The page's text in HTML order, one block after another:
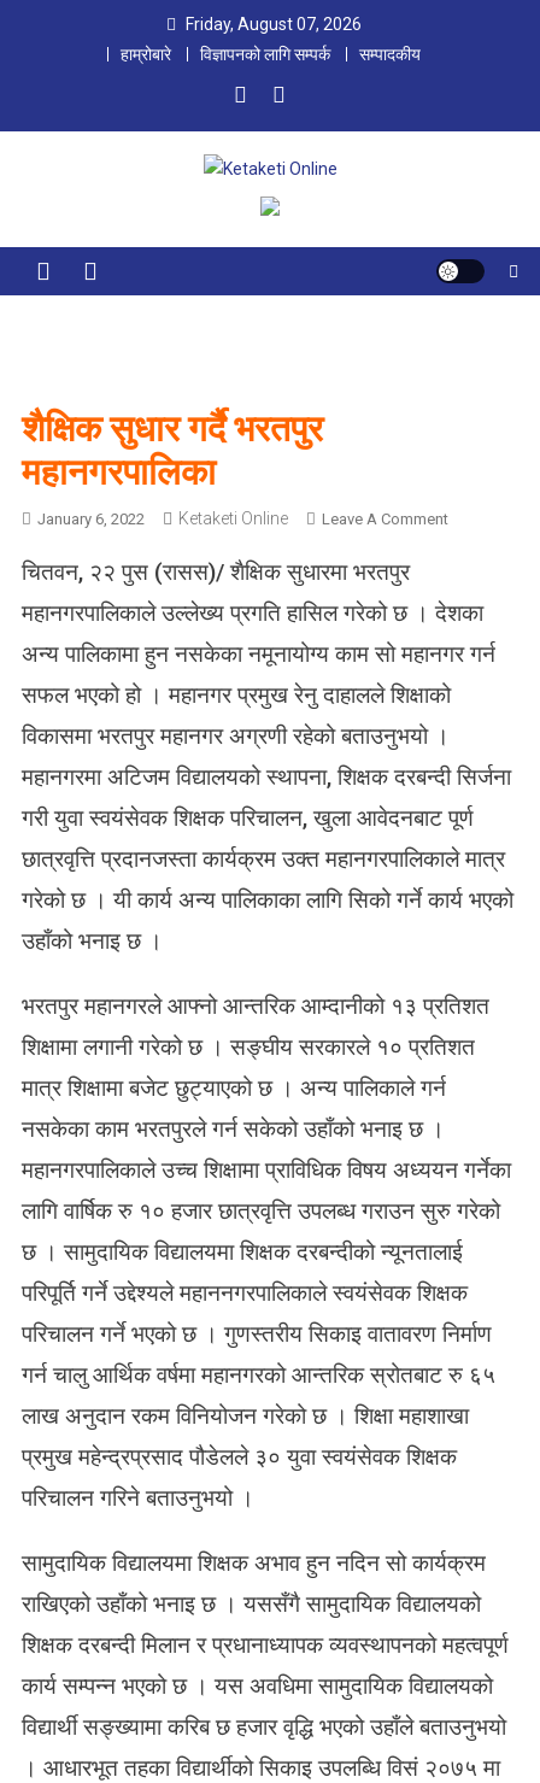
Friday, August 07, 2026
हाम्रोबारे
विज्ञापनको लागि सम्पर्क सम्पादकीय
Ketaketi Online
First Nepali Online Magazine For Children
शैक्षिक सुधार गर्दै भरतपुर
महानगरपालिका
January 6, 2022 Ketaketi Online Leave A CommentO
सु
धा
र्दै
र
त
र
ग
र
चितवन, २२ पुस (रासस)/ शैक्षिक सुधारमा भरतपुर
महानगरपालिकाले उल्लेख्य प्रगति हासिल गरेको छ । देशका
अन्य पालिकामा हुन नसकेका नमूनायोग्य काम सो महानगर गर्न
सफल भएको हो । महानगर प्रमुख रेनु दाहालले शिक्षाको
विकासमा भरतपुर महानगर अग्रणी रहेको बताउनुभयो ।
महानगरमा अटिजम विद्यालयको स्थापना, शिक्षक दरबन्दी सिर्जना
गरी युवा स्वयंसेवक शिक्षक परिचालन, खुला आवेदनबाट पूर्ण
छात्रवृत्ति प्रदानजस्ता कार्यक्रम उक्त महानगरपालिकाले मात्र
गरेको छ । यी कार्य अन्य पालिकाका लागि सिको गर्ने कार्य भएको
उहाँको भनाइ छ ।
भरतपुर महानगरले आफ्नो आन्तरिक आम्दानीको १३ प्रतिशत
शिक्षामा लगानी गरेको छ । सङ्घीय सरकारले १० प्रतिशत
मात्र शिक्षामा बजेट छुट्याएको छ । अन्य पालिकाले गर्न
नसकेका काम भरतपुरले गर्न सकेको उहाँको भनाइ छ ।
महानगरपालिकाले उच्च शिक्षामा प्राविधिक विषय अध्ययन गर्नेका
लागि वार्षिक रु १० हजार छात्रवृत्ति उपलब्ध गराउन सुरु गरेको
छ । सामुदायिक विद्यालयमा शिक्षक दरबन्दीको न्यूनतालाई
परिपूर्ति गर्ने उद्देश्यले महाननगरपालिकाले स्वयंसेवक शिक्षक
परिचालन गर्ने भएको छ । गुणस्तरीय सिकाइ वातावरण निर्माण
गर्न चालु आर्थिक वर्षमा महानगरको आन्तरिक स्रोतबाट रु ६५
लाख अनुदान रकम विनियोजन गरेको छ । शिक्षा महाशाखा
प्रमुख महेन्द्रप्रसाद पौडेलले ३० युवा स्वयंसेवक शिक्षक
परिचालन गरिने बताउनुभयो ।
सामुदायिक विद्यालयमा शिक्षक अभाव हुन नदिन सो कार्यक्रम
राखिएको उहाँको भनाइ छ । यससँगै सामुदायिक विद्यालयको
शिक्षक दरबन्दी मिलान र प्रधानाध्यापक व्यवस्थापनको महत्वपूर्ण
कार्य सम्पन्न भएको छ । यस अवधिमा सामुदायिक विद्यालयको
विद्यार्थी सङ्ख्यामा करिब छ हजार वृद्धि भएको उहाँले बताउनुभयो
। आधारभूत तहका विद्यार्थीको सिकाइ उपलब्धि विसं २०७५ मा